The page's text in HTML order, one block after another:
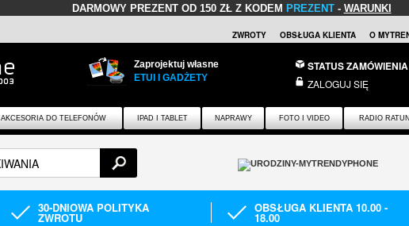
DARMOWY PREZENT OD 150 ZŁ Z KODEM PREZENT- WARUNKI
ZWROTY OBSŁUGA KLIENTA O
Zaprojektuj własne
ETUI I GADŻETY
STATUS ZAMÓWIENIA
ZALOGUJ SIĘ
AKCESORIA DO TELEFONÓW IPAD I TABLET NAPRAWY FOTO I VIDEO RADIO
30-DNIOWA POLITYKA
ZWROTU
OBSŁUGA KLIENTA 10.00 -
18.00